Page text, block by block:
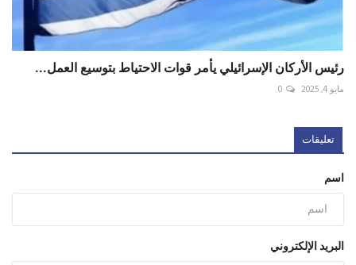
رئيس الأركان الإسرائيلي يأمر قوات الاحتياط بتوسيع العمل...
مايو 4, 2025 0
تعليقات
اسم
البريد الإلكتروني